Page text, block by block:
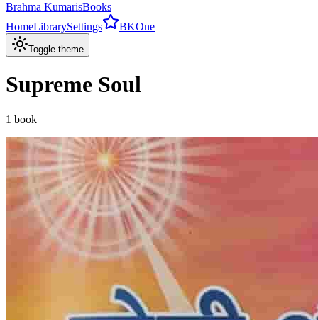
Brahma KumarisBooks
HomeLibrarySettings BKOne
Toggle theme
Supreme Soul
1 book